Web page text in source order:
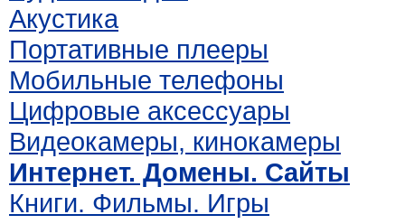
Акустика
Портативные плееры
Мобильные телефоны
Цифровые аксессуары
Видеокамеры, кинокамеры
Интернет. Домены. Сайты
Книги. Фильмы. Игры